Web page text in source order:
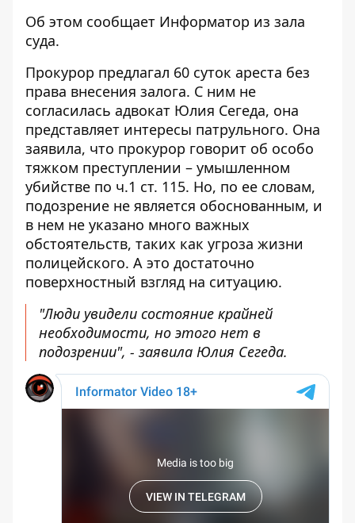
Об этом сообщает Информатор из зала
суда.
Прокурор предлагал 60 суток ареста без
права внесения залога. С ним не
согласилась адвокат Юлия Сегеда, она
представляет интересы патрульного. Она
заявила, что прокурор говорит об особо
тяжком преступлении – умышленном
убийстве по ч.1 ст. 115. Но, по ее словам,
подозрение не является обоснованным, и
в нем не указано много важных
обстоятельств, таких как угроза жизни
полицейского. А это достаточно
поверхностный взгляд на ситуацию.
"Люди увидели состояние крайней
необходимости, но этого нет в
подозрении", - заявила Юлия Сегеда.